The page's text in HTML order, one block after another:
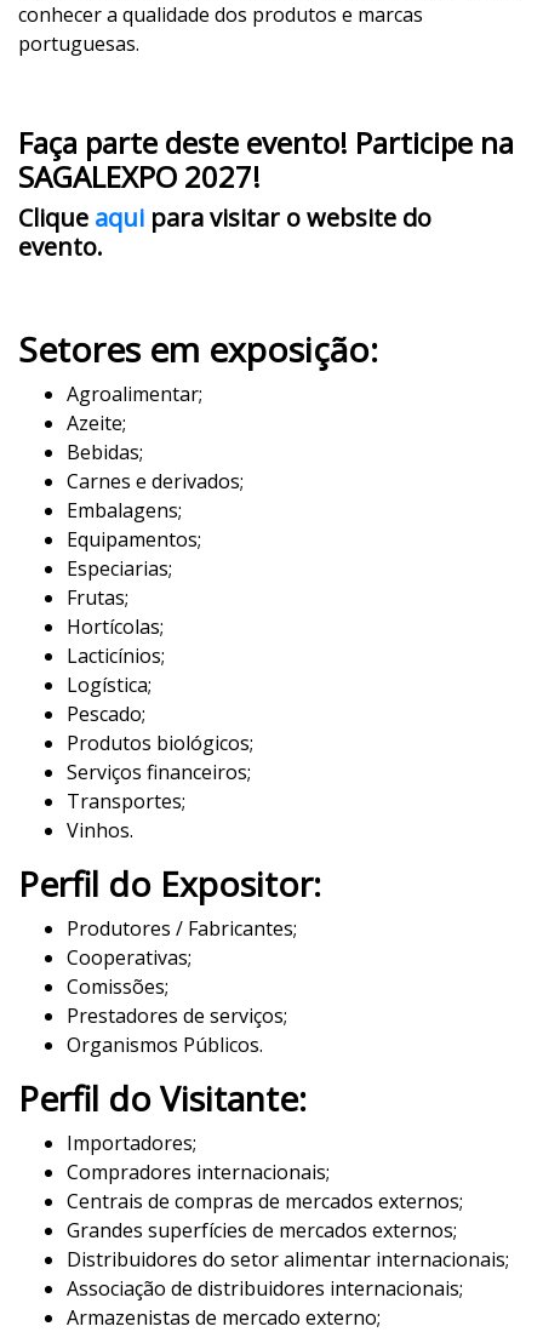
conhecer a qualidade dos produtos e marcas
portuguesas.
Faça parte deste evento! Participe na
SAGALEXPO 2027!
Clique aqui para visitar o website do
evento.
Setores em exposição:
Agroalimentar;
Azeite;
Bebidas;
Carnes e derivados;
Embalagens;
Equipamentos;
Especiarias;
Frutas;
Hortícolas;
Lacticínios;
Logística;
Pescado;
Produtos biológicos;
Serviços financeiros;
Transportes;
Vinhos.
Perfil do Expositor:
Produtores / Fabricantes;
Cooperativas;
Comissões;
Prestadores de serviços;
Organismos Públicos.
Perfil do Visitante:
Importadores;
Compradores internacionais;
Centrais de compras de mercados externos;
Grandes superfícies de mercados externos;
Distribuidores do setor alimentar internacionais;
Associação de distribuidores internacionais;
Armazenistas de mercado externo;